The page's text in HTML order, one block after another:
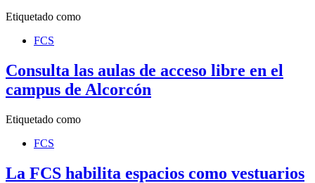
Etiquetado como
FCS
Consulta las aulas de acceso libre en el
campus de Alcorcón
Etiquetado como
FCS
La FCS habilita espacios como vestuarios